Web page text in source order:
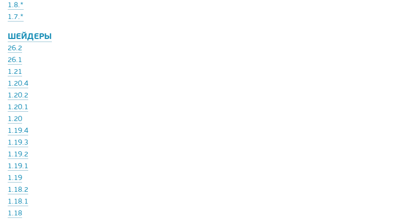
1.8.*
1.7.*
ШЕЙДЕРЫ
26.2
26.1
1.21
1.20.4
1.20.2
1.20.1
1.20
1.19.4
1.19.3
1.19.2
1.19.1
1.19
1.18.2
1.18.1
1.18